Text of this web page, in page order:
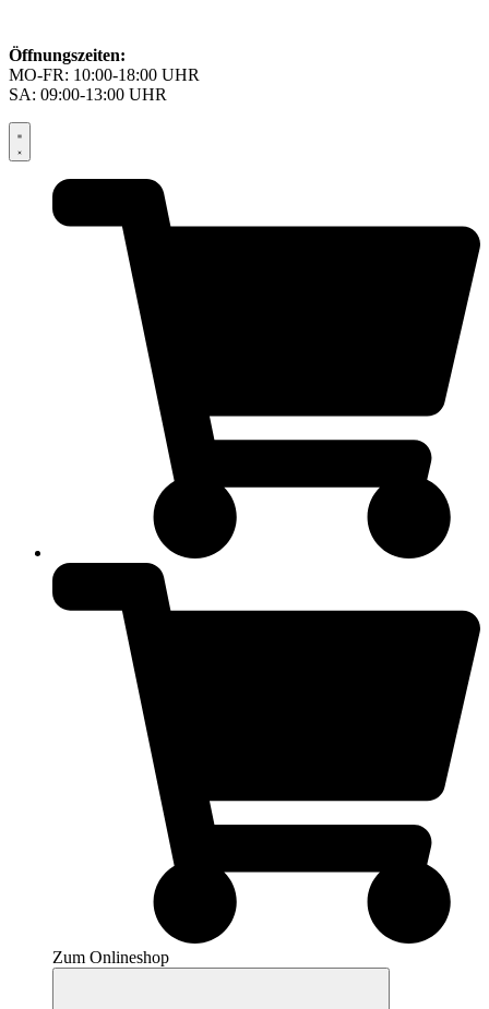
Öffnungszeiten:
MO-FR: 10:00-18:00 UHR
SA: 09:00-13:00 UHR
Zum Onlineshop